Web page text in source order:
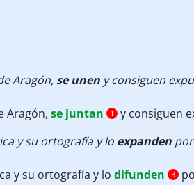
Aragón, se unen y consiguen
Aragón, se juntan 1
y consiguen
y su ortografía y lo expanden
y su ortografía y lo difunden 3